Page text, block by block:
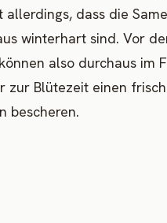
allerdings, dass die
winterhart sind. Vor
also durchaus im
zur Blütezeit einen
bescheren.